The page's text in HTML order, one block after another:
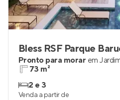
Bless RSF Parque
Pronto para morar em
73 m²
2 e 3
Venda a partir de